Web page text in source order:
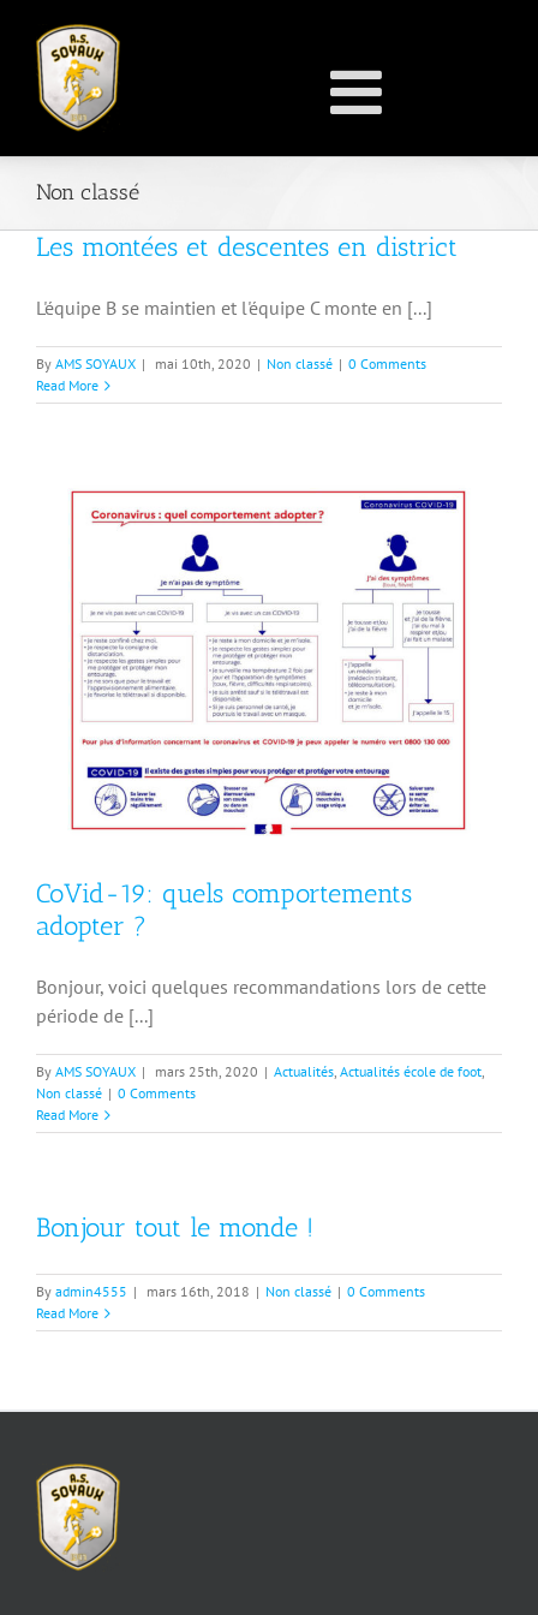
Non classé
Les montées et descentes en district
L'équipe B se maintien et l'équipe C monte en [...]
By AMS SOYAUX | mai 10th, 2020 | Non classé | 0 Comments
Read More
CoVid-19: quels comportements
adopter ?
Bonjour, voici quelques recommandations lors de cette
période de [...]
By AMS SOYAUX | mars 25th, 2020 | Actualités Actualités école de foot
Non classé | 0 Comments
Read More
Bonjour tout le monde !
By admin4555 | mars 16th, 2018 | Non classé | 0 Comments
Read More